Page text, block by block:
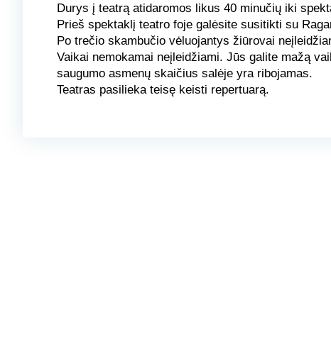
Durys į teatrą atidaromos likus 40 minučių iki
Prieš spektaklį teatro foje galėsite susitikti su
Po trečio skambučio vėluojantys žiūrovai
Vaikai nemokamai neįleidžiami. Jūs galite mažą
saugumo asmenų skaičius salėje yra ribojamas.
Teatras pasilieka teisę keisti repertuarą.